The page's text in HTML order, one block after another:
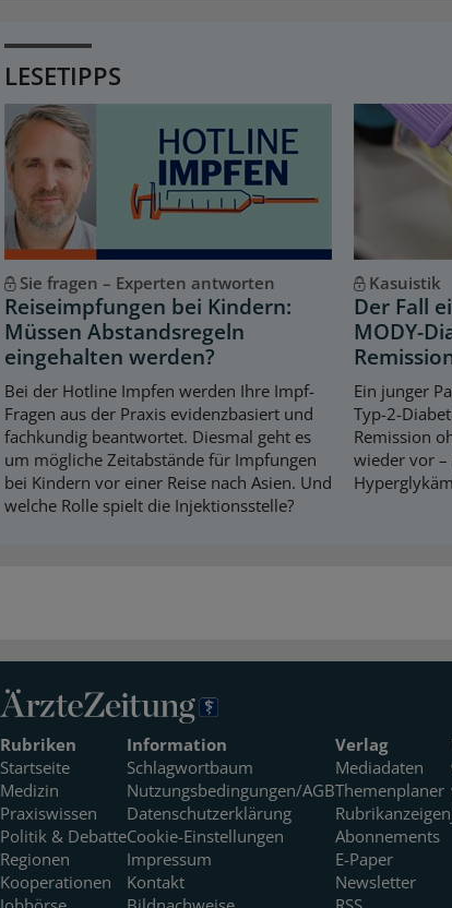
LESETIPPS
Sie fragen – Experten antworten
Reiseimpfungen bei Kindern:
Müssen Abstandsregeln
eingehalten werden?
Bei der Hotline Impfen werden Ihre Impf-
Fragen aus der Praxis evidenzbasiert und
fachkundig beantwortet. Diesmal geht es
um mögliche Zeitabstände für Impfungen
bei Kindern vor einer Reise nach Asien. Und
welche Rolle spielt die Injektionsstelle?
Kasuistik
Der Fall
MODY-
Ein junger
Typ-2-
Remission
wieder vor
Rubriken
Startseite
Medizin
Praxiswissen
Politik & Debatte
Regionen
Kooperationen
Information
Schlagwortbaum
Nutzungsbedingungen/AGB
Datenschutzerklärung
Cookie-Einstellungen
Impressum
Kontakt
Verlag
Mediadaten
Themenplaner
Rubrikanzeigen
Abonnements
E-Paper
Newsletter